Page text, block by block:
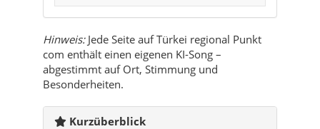
Hinweis:Jede Seite auf Türkei regional Punkt
com enthält einen eigenen KI-Song –
abgestimmt auf Ort, Stimmung und
Besonderheiten.
Kurzüberblick